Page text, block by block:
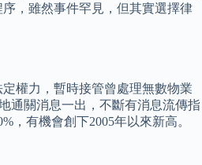
，雖然事件罕見，但其實選擇律
權力，暫時接管曾處理無數物業
通關消息一出，不斷有消息流傳指
，有機會創下2005年以來新高。